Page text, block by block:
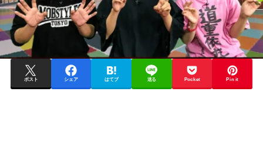
ポスト シェア はてブ 送る Pocket Pin it